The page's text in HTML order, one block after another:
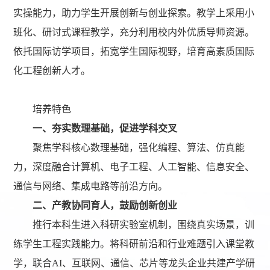
实操能力，助力学生开展创新与创业探索。教学上采用小
班化、研讨式课程教学，充分利用校内外优质导师资源。
依托国际访学项目，拓宽学生国际视野，培育高素质国际
化工程创新人才。
培养特色
一、夯实数理基础，促进学科交叉
聚焦学科核心数理基础，强化编程、算法、仿真能
力，深度融合计算机、电子工程、人工智能、信息安全、
通信与网络、集成电路等前沿方向。
二、产教协同育人，鼓励创新创业
推行本科生进入科研实验室机制，围绕真实场景，训
练学生工程实践能力。将科研前沿和行业难题引入课堂教
学，联合AI、互联网、通信、芯片等龙头企业共建产学研